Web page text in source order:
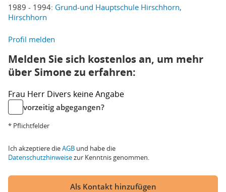
1989 - 1994: Grund-und Hauptschule Hirschhorn,
Hirschhorn
Profil melden
Melden Sie sich kostenlos an, um mehr
über Simone zu erfahren:
Frau Herr Divers keine Angabe
vorzeitig abgegangen?
* Pflichtfelder
Ich akzeptiere dieAGB und habe die
Datenschutzhinweisezur Kenntnis genommen.
Als Kontakt hinzufügen